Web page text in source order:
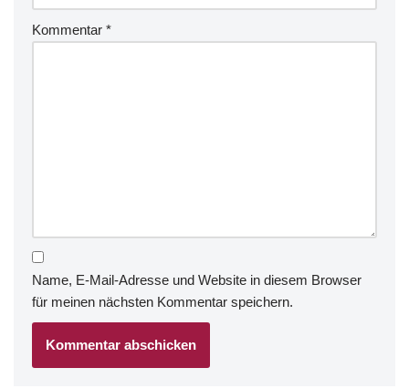
Kommentar *
Name, E-Mail-Adresse und Website in diesem Browser
für meinen nächsten Kommentar speichern.